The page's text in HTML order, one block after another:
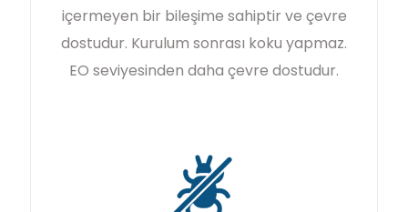
içermeyen bir bileşime sahiptir ve çevre
dostudur. Kurulum sonrası koku yapmaz.
EO seviyesinden daha çevre dostudur.